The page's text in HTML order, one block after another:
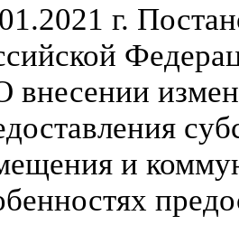
г.
внесении
и